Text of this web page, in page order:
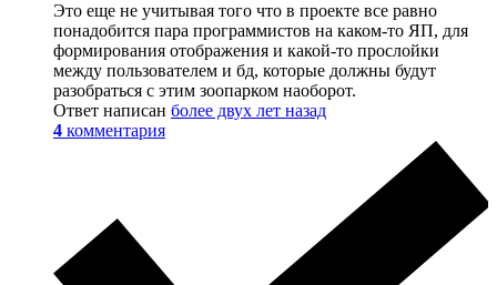
Это еще не учитывая того что в проекте все равно
понадобится пара программистов на каком-то ЯП, для
формирования отображения и какой-то прослойки
между пользователем и бд, которые должны будут
разобраться с этим зоопарком наоборот.
Ответ написан более двух лет назад
4 комментария